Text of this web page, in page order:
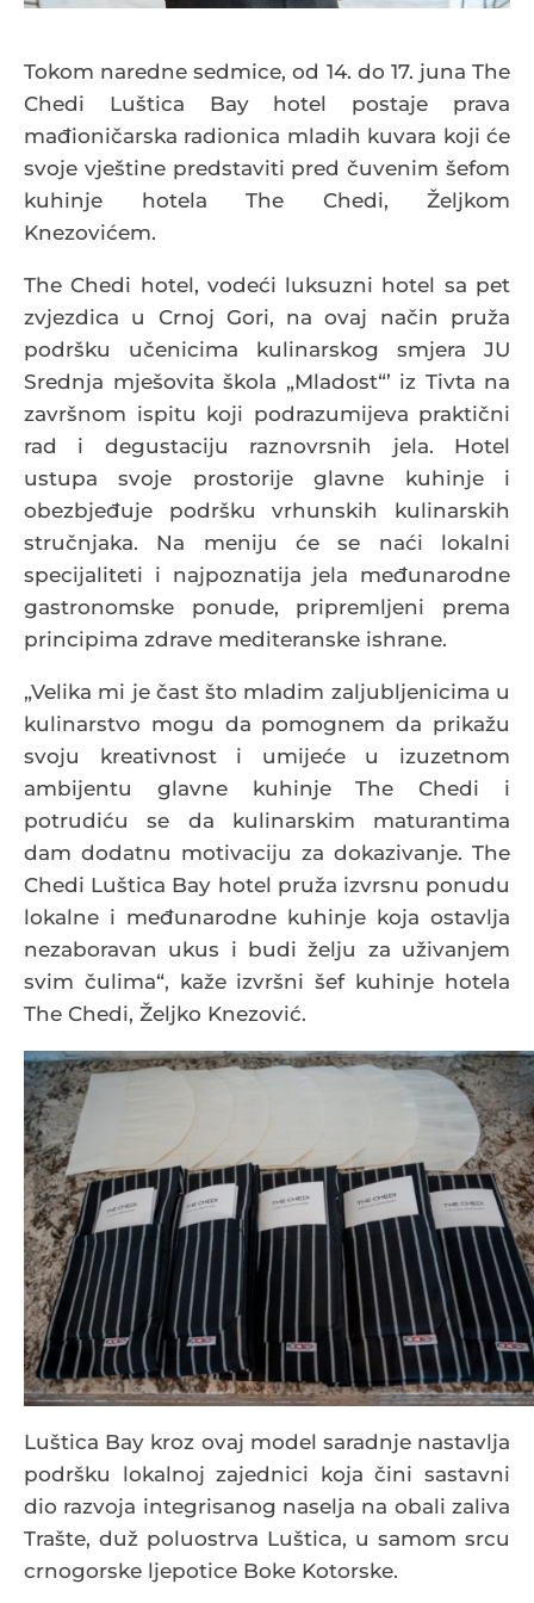
Tokom naredne sedmice, od 14. do 17. juna The
Chedi Luštica Bay hotel postaje prava
mađioničarska radionica mladih kuvara koji će
svoje vještine predstaviti pred čuvenim šefom
kuhinje hotela The Chedi, Željkom
Knezovićem.
The Chedi hotel, vodeći luksuzni hotel sa pet
zvjezdica u Crnoj Gori, na ovaj način pruža
podršku učenicima kulinarskog smjera JU
Srednja mješovita škola „Mladost“’ iz Tivta na
završnom ispitu koji podrazumijeva praktični
rad i degustaciju raznovrsnih jela. Hotel
ustupa svoje prostorije glavne kuhinje i
obezbjeđuje podršku vrhunskih kulinarskih
stručnjaka. Na meniju će se naći lokalni
specijaliteti i najpoznatija jela međunarodne
gastronomske ponude, pripremljeni prema
principima zdrave mediteranske ishrane.
„Velika mi je čast što mladim zaljubljenicima u
kulinarstvo mogu da pomognem da prikažu
svoju kreativnost i umijeće u izuzetnom
ambijentu glavne kuhinje The Chedi i
potrudiću se da kulinarskim maturantima
dam dodatnu motivaciju za dokazivanje. The
Chedi Luštica Bay hotel pruža izvrsnu ponudu
lokalne i međunarodne kuhinje koja ostavlja
nezaboravan ukus i budi želju za uživanjem
svim čulima“, kaže izvršni šef kuhinje hotela
The Chedi, Željko Knezović.
Luštica Bay kroz ovaj model saradnje nastavlja
podršku lokalnoj zajednici koja čini sastavni
dio razvoja integrisanog naselja na obali zaliva
Trašte, duž poluostrva Luštica, u samom srcu
crnogorske ljepotice Boke Kotorske.